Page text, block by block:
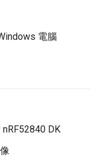
電腦
nRF52840 DK